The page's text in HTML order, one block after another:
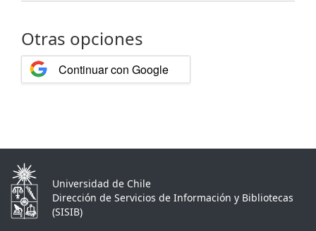
Otras opciones
Continuar con Google
Universidad de Chile
Dirección de Servicios de Información y Bibliotecas
(SISIB)